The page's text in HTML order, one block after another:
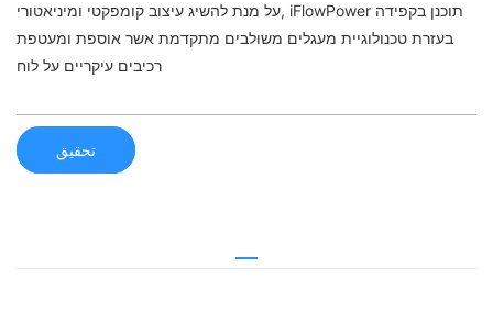
על מנת להשיג עיצוב קומפקטי ומיניאטורי, iFlowPower תוכנן בקפידה
בעזרת טכנולוגיית מעגלים משולבים מתקדמת אשר אוספת ומעטפת
רכיבים עיקריים על לוח
تحقیق